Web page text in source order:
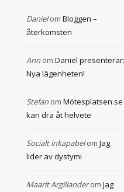
Danielom Bloggen –
återkomsten
Ann om Daniel presenterar:
Nya lägenheten!
Stefan om Mötesplatsen.se
kan dra åt helvete
Socialt inkapabelom Jag
lider av dystymi
Maarit Argillanderom Jag